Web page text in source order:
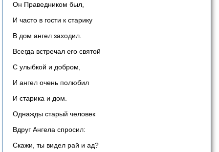
Он Праведником был,
И часто в гости к старику
В дом ангел заходил.
Всегда встречал его святой
С улыбкой и добром,
И ангел очень полюбил
И старика и дом.
Однажды старый человек
Вдруг Ангела спросил:
Скажи, ты видел рай и ад?